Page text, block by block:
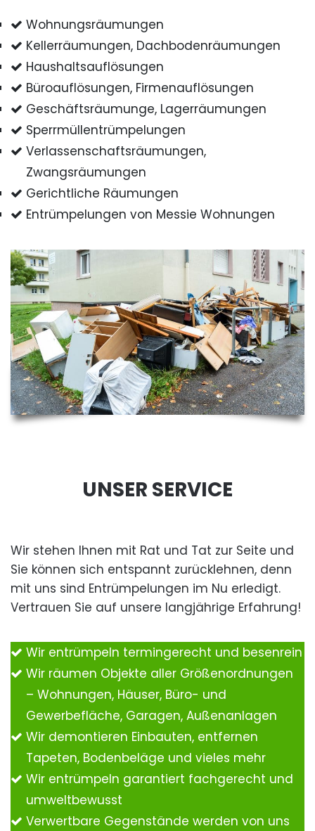
Wohnungsräumungen
Kellerräumungen, Dachbodenräumungen
Haushaltsauflösungen
Büroauflösungen, Firmenauflösungen
Geschäftsräumunge, Lagerräumungen
Sperrmüllentrümpelungen
Verlassenschaftsräumungen,
Zwangsräumungen
Gerichtliche Räumungen
Entrümpelungen von Messie Wohnungen
UNSER SERVICE
Wir stehen Ihnen mit Rat und Tat zur Seite und
Sie können sich entspannt zurücklehnen, denn
mit uns sind Entrümpelungen im Nu erledigt.
Vertrauen Sie auf unsere langjährige Erfahrung!
Wir entrümpeln termingerecht und besenrein
Wir räumen Objekte aller Größenordnungen
– Wohnungen, Häuser, Büro- und
Gewerbefläche, Garagen, Außenanlagen
Wir demontieren Einbauten, entfernen
Tapeten, Bodenbeläge und vieles mehr
Wir entrümpeln garantiert fachgerecht und
umweltbewusst
Verwertbare Gegenstände werden von uns